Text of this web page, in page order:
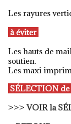
Les rayures
à éviter
Les hauts de
soutien.
Les maxi
SÉLECTION
>>>VOIR la